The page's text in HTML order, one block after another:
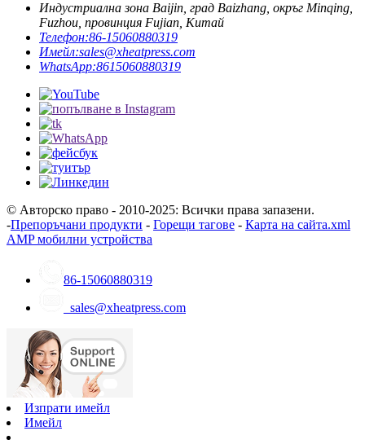
Индустриална зона Baijin, град Baizhang, окръг Minqing,
Fuzhou, провинция Fujian, Китай
Телефон:86-15060880319
Имейл:sales@xheatpress.com
WhatsApp:8615060880319
© Авторско право - 2010-2025: Всички права запазени.
-Препоръчани продукти - Горещи тагове - Карта на сайта.xml
AMP мобилни устройства
86-15060880319
sales@xheatpress.com
Изпрати имейл
Имейл